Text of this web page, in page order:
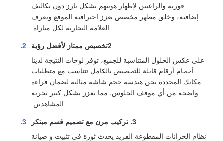
فورية.والراعيين لإظهار هويتهم بشكل بارز دون تكاليف
إضافية، وخلق مظهر مخصص يعزز احترافية الموقع وتعرف
العلامة التجارية لكل مباراة.
2تخصيص ممتاز لأفضل رؤية
على عكس الحلول المتناسبة للجميع، توفر لوحات النتيجة لدينا
أحجام أرقام قابلة للتخصيص بالكامل تتناسب مع متطلبات
مكانك المحددة.نحن هندسة حجم شاشة مثالية لضمان قراءة
واضحة من أي موقف الجلوس، مما يعزز بشكل كبير تجربة
المشاهدين.
3. تركيب مرن مع تصميم قسم مبتكر
نظام الخزانات المقطوعة الفريد يحدث ثورة في تثبيت و صيانة